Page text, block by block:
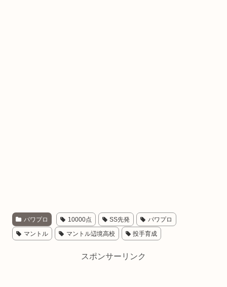
パワプロ 10000点 SS先発 パワプロ
マントル マントル辺境高校 投手育成
スポンサーリンク